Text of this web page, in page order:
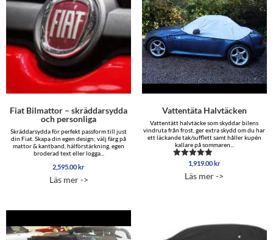
Fiat Bilmattor – skräddarsydda
och personliga
Skräddarsydda för perfekt passform till just
din Fiat. Skapa din egen design; välj färg på
mattor & kantband, hälförstärkning, egen
broderad text eller logga...
2,595.00 kr
Läs mer ->
Vattentäta Halvtäcken
Vattentätt halvtäcke som skyddar bilens
vindruta från frost, ger extra skydd om du har
ett läckande tak/sufflett samt håller kupén
kallare på sommaren...
Betygsatt
av 5
1,919.00 kr
Läs mer ->